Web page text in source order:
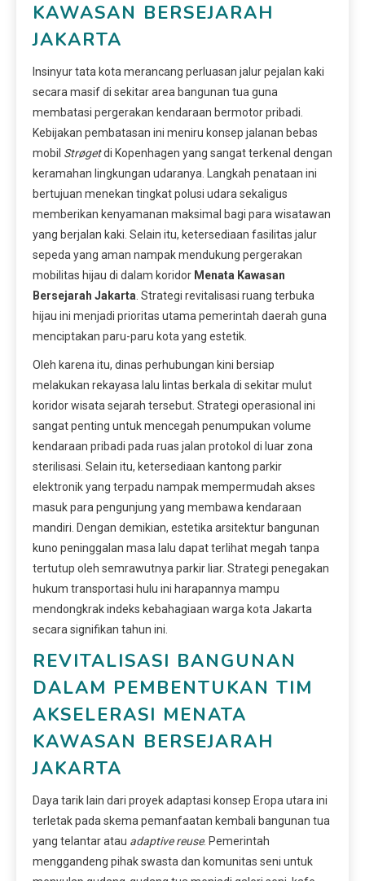
KAWASAN BERSEJARAH
JAKARTA
Insinyur tata kota merancang perluasan jalur pejalan kaki
secara masif di sekitar area bangunan tua guna
membatasi pergerakan kendaraan bermotor pribadi.
Kebijakan pembatasan ini meniru konsep jalanan bebas
mobil Strøgetdi Kopenhagen yang sangat terkenal dengan
keramahan lingkungan udaranya. Langkah penataan ini
bertujuan menekan tingkat polusi udara sekaligus
memberikan kenyamanan maksimal bagi para wisatawan
yang berjalan kaki. Selain itu, ketersediaan fasilitas jalur
sepeda yang aman nampak mendukung pergerakan
mobilitas hijau di dalam koridor Menata Kawasan
Bersejarah Jakarta. Strategi revitalisasi ruang terbuka
hijau ini menjadi prioritas utama pemerintah daerah guna
menciptakan paru-paru kota yang estetik.
Oleh karena itu, dinas perhubungan kini bersiap
melakukan rekayasa lalu lintas berkala di sekitar mulut
koridor wisata sejarah tersebut. Strategi operasional ini
sangat penting untuk mencegah penumpukan volume
kendaraan pribadi pada ruas jalan protokol di luar zona
sterilisasi. Selain itu, ketersediaan kantong parkir
elektronik yang terpadu nampak mempermudah akses
masuk para pengunjung yang membawa kendaraan
mandiri. Dengan demikian, estetika arsitektur bangunan
kuno peninggalan masa lalu dapat terlihat megah tanpa
tertutup oleh semrawutnya parkir liar. Strategi penegakan
hukum transportasi hulu ini harapannya mampu
mendongkrak indeks kebahagiaan warga kota Jakarta
secara signifikan tahun ini.
REVITALISASI BANGUNAN
DALAM PEMBENTUKAN TIM
AKSELERASI MENATA
KAWASAN BERSEJARAH
JAKARTA
Daya tarik lain dari proyek adaptasi konsep Eropa utara ini
terletak pada skema pemanfaatan kembali bangunan tua
yang telantar atau adaptive reuse. Pemerintah
menggandeng pihak swasta dan komunitas seni untuk